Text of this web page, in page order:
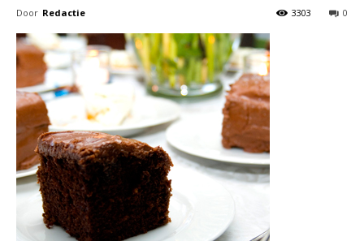
Door Redactie 0
3303